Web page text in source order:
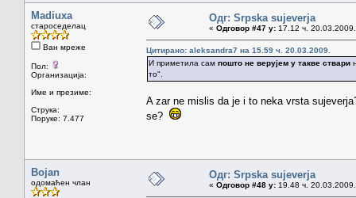
Madiuxa
староседелац
Ван мреже
Пол:
Организација:
Име и презиме:
Струка:
Поруке: 7.477
Одг: Srpska sujeverja
« Одговор #47 у: 17.12 ч.
Цитирано: aleksandra7 на 15.59 ч. 20.03.2009.
И приметила сам пошто не верујем у такве ствари
то".
A zar ne mislis da je i to neka vrsta
se?
Bojan
одомаћен члан
Одг: Srpska sujeverja
« Одговор #48 у: 19.48 ч.